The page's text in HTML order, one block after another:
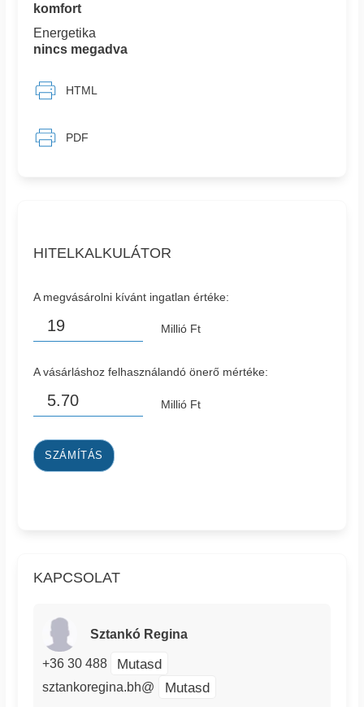
HITELKALKULÁTOR
A megvásárolni kívánt ingatlan értéke:
Millió Ft
A vásárláshoz felhasználandó önerő mértéke:
Millió Ft
SZÁMÍTÁS
KAPCSOLAT
Sztankó Regina
+36 30 488 Mutasd
sztankoregina.bh@ Mutasd
komfort
Energetika
nincs megadva
HTML
PDF